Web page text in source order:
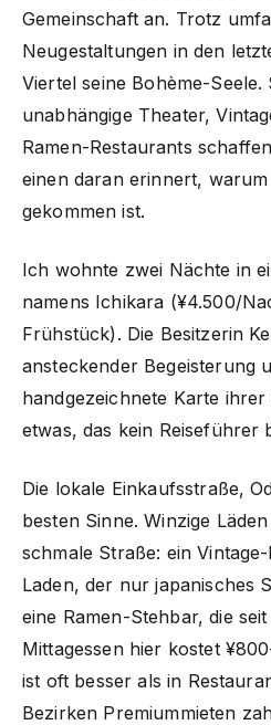
Gemeinschaft an. Trotz
Neugestaltungen in den
Viertel seine Bohème-
unabhängige Theater,
Ramen-Restaurants
einen daran erinnert,
gekommen ist.
Ich wohnte zwei Nächte in
namens Ichikara (¥4.500/
Frühstück). Die Besitzerin
ansteckender Begeisterung
handgezeichnete Karte
etwas, das kein Reiseführer
Die lokale Einkaufsstraße,
besten Sinne. Winzige
schmale Straße: ein
Laden, der nur japanisches
eine Ramen-Stehbar, die
Mittagessen hier kostet
ist oft besser als in
Bezirken Premiummieten